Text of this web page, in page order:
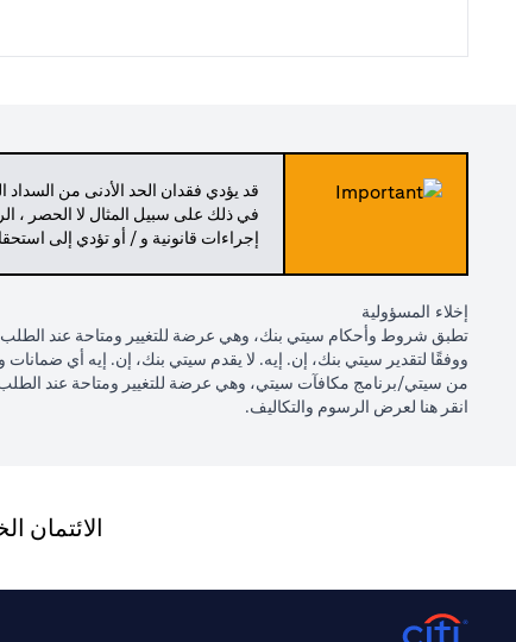
قد يؤدي فقدان الحد الأدنى من
في ذلك على سبيل المثال لا الحصر ،
إجراءات قانونية و / أو تؤدي إلى
إخلاء المسؤولية
تطبق شروط وأحكام سيتي بنك، وهي عرضة للتغيير ومتاحة عند الطلب.
ووفقًا لتقدير سيتي بنك، إن. إيه. لا يقدم سيتي بنك، إن. إيه أي
من سيتي/برنامج مكافآت سيتي، وهي عرضة للتغيير ومتاحة عند
انقر opens in a new tab
هنا لعرض الرسوم والتكاليف.
الائتمان